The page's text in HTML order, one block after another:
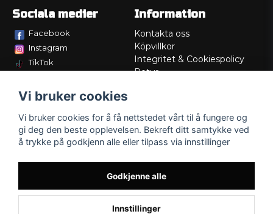
Sociala medier
Facebook
Instagram
TikTok
Information
Kontakta oss
Köpvillkor
Integritet & Cookiespolicy
Retur
Lådritning
Om oss
Vi bruker cookies
Vi bruker cookies for å få nettstedet vårt til å fungere og
gi deg den beste opplevelsen. Bekreft ditt samtykke ved
å trykke på godkjenn alle eller tilpass via innstillinger
Godkjenne alle
Innstillinger